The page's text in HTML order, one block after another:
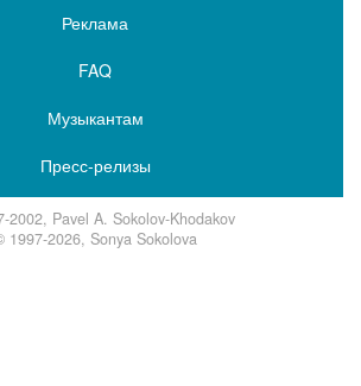
Реклама
FAQ
Музыкантам
Пресс-релизы
2002, Pavel A. Sokolov-Khodakov
1997-2026, Sonya Sokolova